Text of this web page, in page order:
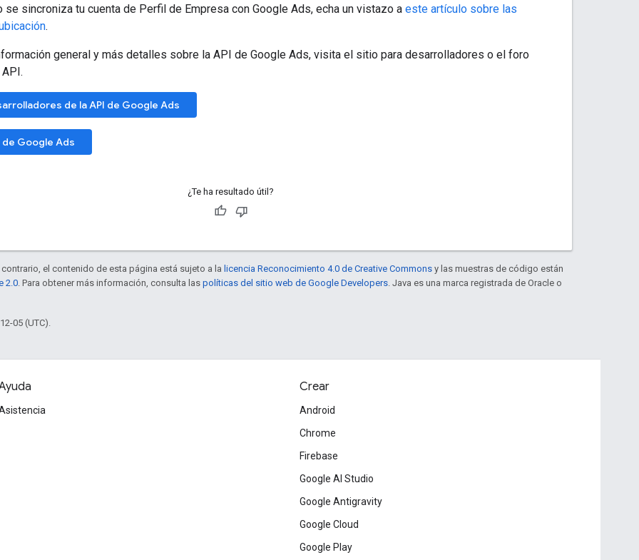
se sincroniza tu cuenta de Perfil de Empresa con Google Ads, echa un vistazo a este artículo sobre las
.
general y más detalles sobre la API de Google Ads, visita el sitio para desarrolladores o el foro
de la API de Google Ads
de Google Ads
¿Te ha resultado útil?
el contenido de esta página está sujeto a la licencia Reconocimiento 4.0 de Creative Commons y las muestras de código están
2.0 . Para obtener más información, consulta las políticas del sitio web de Google Developers . Java es una marca registrada de Oracle o
05 (UTC).
Crear
Android
Chrome
Firebase
Google AI Studio
Google Antigravity
Google Cloud
Google Play